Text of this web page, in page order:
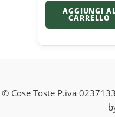
AGGIUNGI
CARRELLO
© Cose Toste P.iva